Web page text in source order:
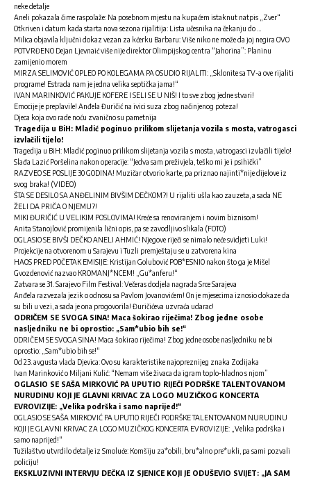
neke detalje
Aneli pokazala čime raspolaže: Na posebnom mjestu na kupaćem istaknut natpis „Zver“
Otkriven i datum kada starta nova sezona rijalitija: Lista učesnika na čekanju do …
Milica objavila ključni dokaz vezan za kćerku Barbaru: Više niko ne može da joj negira OVO
POTVRĐENO Dejan Ljevnaić više nije direktor Olimpijskog centra “Jahorina”: Planinu
zamijenio morem
MIRZA SELIMOVIĆ OPLEO PO KOLEGAMA PA OSUDIO RIJALITI: „Sklonite sa TV-a ove rijaliti
programe! Estrada nam je jedna velika septička jama!“
IVAN MARINKOVIĆ PAKUJE KOFERE I SELI SE U NIŠ! I to sve zbog jedne stvari!
Emocije je preplavile! Anđela Đuričić na ivici suza zbog načinjenog poteza!
Djeca koja ovo rade noću zvanično su pametnija
Tragedija u BiH: Mladić poginuo prilikom slijetanja vozila s mosta, vatrogasci
izvlačili tijelo!
Tragedija u BiH: Mladić poginuo prilikom slijetanja vozila s mosta, vatrogasci izvlačili tijelo!
Slađa Lazić Poršelina nakon operacije: “Jedva sam preživjela, teško mi je i psihički”
RAZVEO SE POSLIJE 30 GODINA! Muzičar otvorio karte, pa priznao najinti*nije dijelove iz
svog braka! (VIDEO)
ŠTA SE DESILO SA ANĐELINIM BIVŠIM DEČKOM?! U rijaliti ušla kao zauzeta, a sada NE
ŽELI DA PRIČA O NJEMU?!
MIKI ĐURIČIĆ U VELIKIM POSLOVIMA! Kreće sa renoviranjem i novim biznisom!
Anita Stanojlović promijenila lični opis, pa se zavodljivo slikala (FOTO)
OGLASIO SE BIVŠI DEČKO ANELI AHMIĆ! Njegove riječi se nimalo neće svidjeti Luki!
Projekcije na otvorenom u Sarajevu i Tuzli premještaju se u zatvorena kina
HAOS PRED POČETAK EMISIJE: Kristijan Golubović POB*ESNIO nakon što ga je Mišel
Gvozdenović nazvao KROMANJ*NCEM! „Gu*anferu!“
Zatvara se 31. Sarajevo Film Festival: Večeras dodjela nagrada Srce Sarajeva
Anđela razvezala jezik o odnosu sa Pavlom Jovanovićem! On je mjesecima iznosio dokaze da
su bili u vezi, a sada je ona progovorila! Đuričićeva uzvraća udarac!
ODRIČEM SE SVOGA SINA! Maca šokirao riječima! Zbog jedne osobe
nasljedniku ne bi oprostio: „Sam*ubio bih se!“
ODRIČEM SE SVOGA SINA! Maca šokirao riječima! Zbog jedne osobe nasljedniku ne bi
oprostio: „Sam*ubio bih se!“
Od 23. avgusta vlada Djevica: Ovo su karakteristike najopreznijeg znaka Zodijaka
Ivan Marinković o Miljani Kulić: “Nemam više živaca da igram toplo-hladno s njom”
OGLASIO SE SAŠA MIRKOVIĆ PA UPUTIO RIJEČI PODRŠKE TALENTOVANOM
NURUDINU KOJI JE GLAVNI KRIVAC ZA LOGO MUZIČKOG KONCERTA
EVROVIZIJE: „Velika podrška i samo naprijed!“
OGLASIO SE SAŠA MIRKOVIĆ PA UPUTIO RIJEČI PODRŠKE TALENTOVANOM NURUDINU
KOJI JE GLAVNI KRIVAC ZA LOGO MUZIČKOG KONCERTA EVROVIZIJE: „Velika podrška i
samo naprijed!“
Tužilaštvo utvrdilo detalje iz Smoluće: Komšiju za*obili, bru*alno pre*ukli, pa sami pozvali
policiju!
EKSKLUZIVNI INTERVJU DEČKA IZ SJENICE KOJI JE ODUŠEVIO SVIJET: „JA SAM